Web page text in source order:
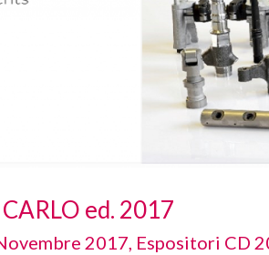
ed. 2017
2017, Espositori CD